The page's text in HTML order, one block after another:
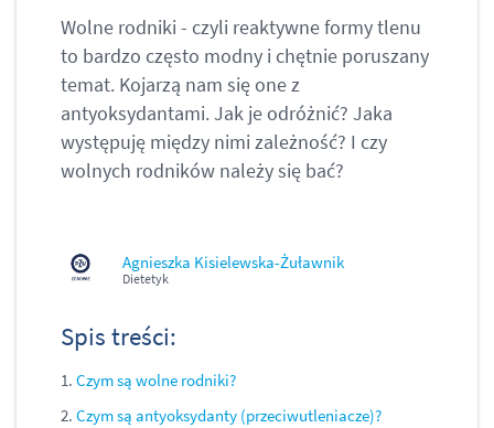
Agnieszka Kisielewska-Żuławnik
Dietetyk
Wolne rodniki - czyli reaktywne formy tlenu
to bardzo często modny i chętnie poruszany
temat. Kojarzą nam się one z
antyoksydantami. Jak je odróżnić? Jaka
występuję między nimi zależność? I czy
wolnych rodników należy się bać?
Spis treści:
1. Czym są wolne rodniki?
2. Czym są antyoksydanty (przeciwutleniacze)?